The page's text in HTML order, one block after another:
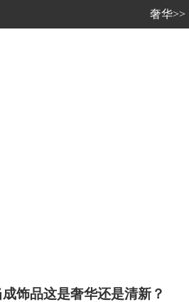
奢华>>
饰品这是奢华还是清新？